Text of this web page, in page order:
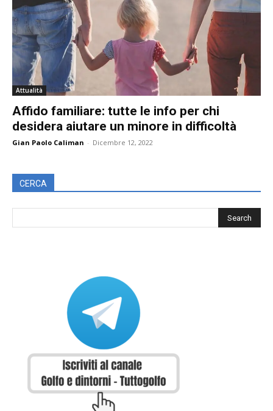
Attualità
Affido familiare: tutte le info per chi
desidera aiutare un minore in difficoltà
Gian Paolo Caliman - Dicembre 12, 2022
CERCA